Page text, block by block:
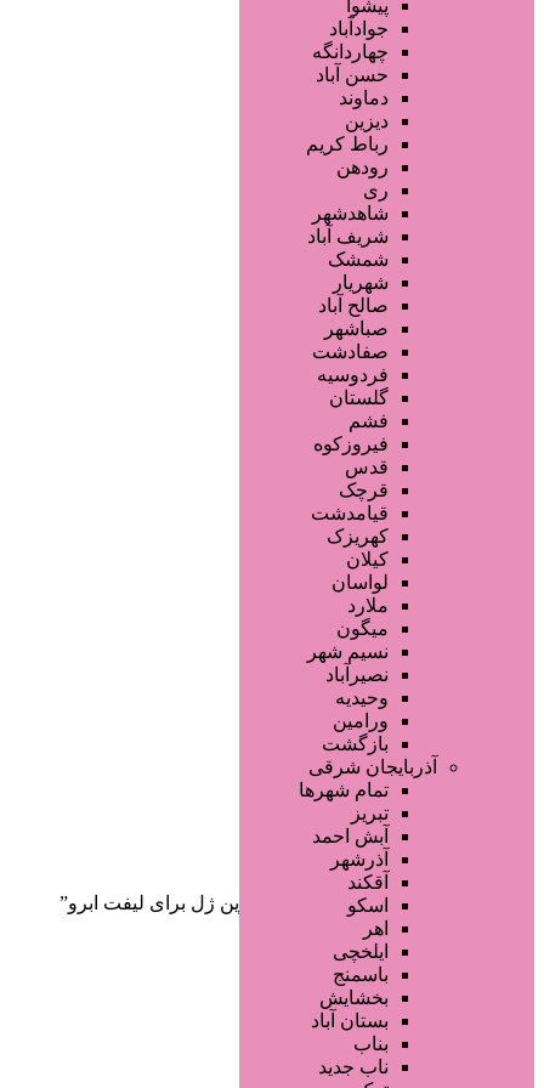
محصولات آرایشی
تجهیزات سالن زیبایی
محصولات پوست
محصولات مو
خدمات دندانپزشکی
سایر خدمات
پیشوا
جوادآباد
چهاردانگه
حسن آباد
دماوند
دیزین
رباط کریم
رودهن
ری
شاهدشهر
شریف آباد
شمشک
شهریار
صالح آباد
صباشهر
صفادشت
فردوسیه
گلستان
فشم
فیروزکوه
قدس
قرچک
قیامدشت
کهریزک
کیلان
لواسان
ملارد
میگون
نسیم شهر
نصیرآباد
وحیدیه
ورامین
بازگشت
آذربایجان شرقی
تمام شهر‌ها
تبریز
آبش احمد
آذرشهر
آقکند
اسکو
اهر
ایلخچی
باسمنج
بخشایش
بستان آباد
بناب
ناب جدید
صفحه اصلی
آگهی انبوه
طراحی سایت
صفحه اختصاصی
لیست سایتهای تبلیغاتی
دسته‌بندی‌ها
/ محصولات برچسب خورده “بهترین ژل برای لیفت ابرو”